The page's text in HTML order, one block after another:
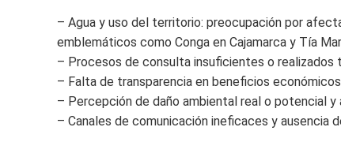
– Agua y uso del territorio: preocupación por
emblemáticos como Conga en Cajamarca y Tía
– Procesos de consulta insuficientes o
– Falta de transparencia en beneficios
– Percepción de daño ambiental real o potencial
– Canales de comunicación ineficaces y ausencia